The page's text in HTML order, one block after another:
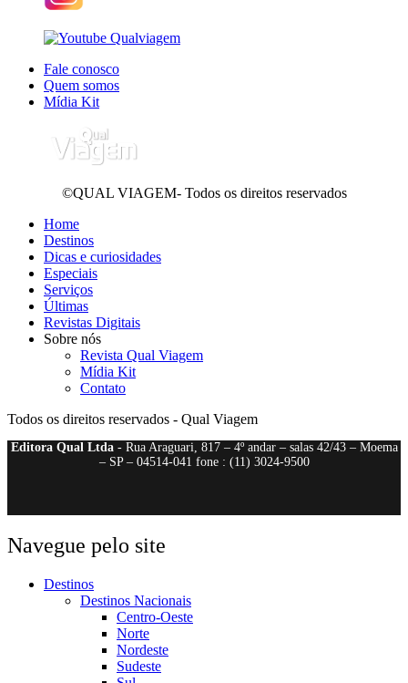
Fale conosco
Quem somos
Mídia Kit
©QUAL VIAGEM- Todos os direitos reservados
Home
Destinos
Dicas e curiosidades
Especiais
Serviços
Últimas
Revistas Digitais
Sobre nós
Revista Qual Viagem
Mídia Kit
Contato
Todos os direitos reservados - Qual Viagem
Editora Qual Ltda- Rua Araguari, 817 – 4º andar – salas 42/43 – Moema
– SP – 04514-041 fone : (11) 3024-9500
Navegue pelo site
Destinos
Destinos Nacionais
Centro-Oeste
Norte
Nordeste
Sudeste